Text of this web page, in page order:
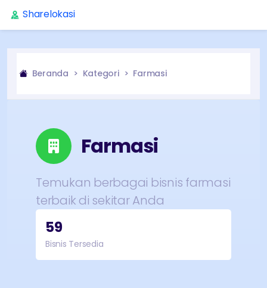
Sharelokasi
Beranda Kategori Farmasi
Farmasi
Temukan berbagai bisnis farmasi
terbaik di sekitar Anda
59
Bisnis Tersedia